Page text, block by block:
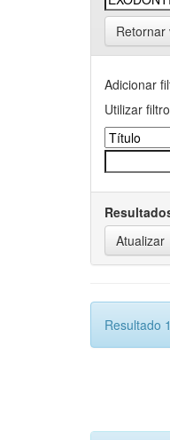
Retornar
Adicionar
Utilizar
Resultado